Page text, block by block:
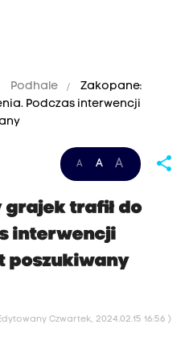
Podhale
Zakopane:
Podczas interwencji
A A A share
grajek trafił do
interwencji
poszukiwany
Czwartek, 2024.02.15 16:56 )